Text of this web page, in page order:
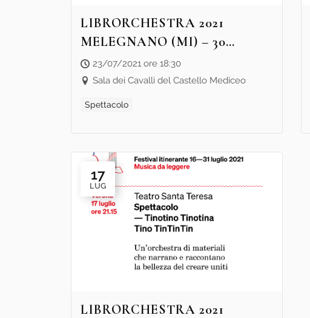
LIBRORCHESTRA 2021
MELEGNANO (MI) – 30
MINUTI CON “UN
PIANOFORTE, UN CANE, UNA
PULCE E UNA BAMBINA” –
23/07/2021 ore 18:30
Sala dei Cavalli del Castello Mediceo
Spettacolo
17
LUG
LIBRORCHESTRA 2021